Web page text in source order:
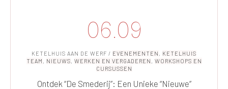
06.09
KETELHUIS AAN DE WERF / EVENEMENTEN , KETELHUIS
TEAM , NIEUWS, WERKEN EN VERGADEREN , WORKSHOPS EN
CURSUSSEN
Ontdek “De Smederij”: Een Unieke “nieuwe”